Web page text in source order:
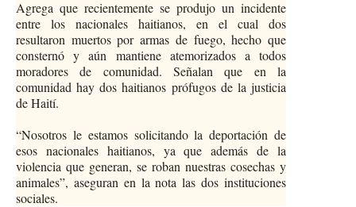
Agrega que recientemente se produjo un incidente
entre los nacionales haitianos, en el cual dos
resultaron muertos por armas de fuego, hecho que
consternó y aún mantiene atemorizados a todos
moradores de comunidad. Señalan que en la
comunidad hay dos haitianos prófugos de la justicia
de Haití.
“Nosotros le estamos solicitando la deportación de
esos nacionales haitianos, ya que además de la
violencia que generan, se roban nuestras cosechas y
animales”, aseguran en la nota las dos instituciones
sociales.